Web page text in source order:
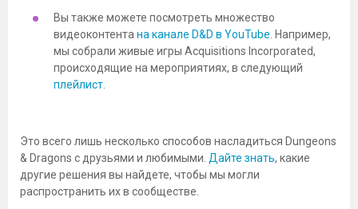
Вы также можете посмотреть множество
видеоконтента на канале D&D в YouTube . Например,
мы собрали живые игры Acquisitions Incorporated,
происходящие на мероприятиях, в следующий
плейлист
Это всего лишь несколько способов насладиться Dungeons
& Dragons с друзьями и любимыми. Дайте знать, какие
другие решения вы найдете, чтобы мы могли
распространить их в сообществе.